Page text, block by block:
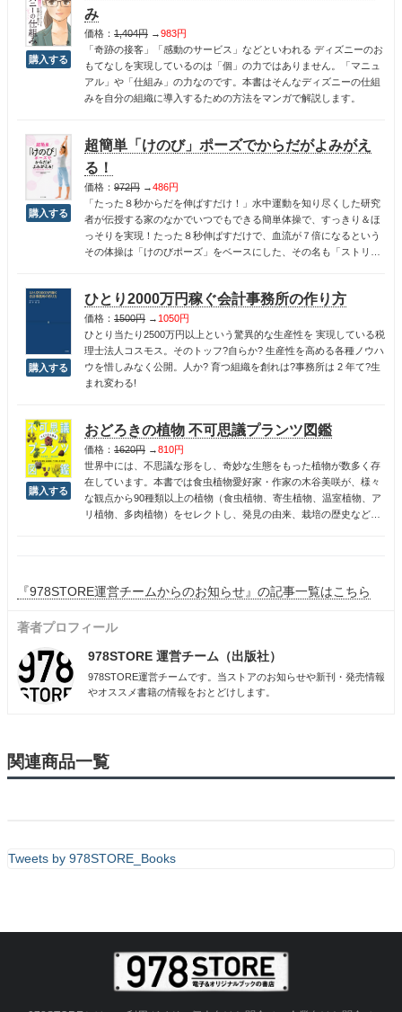
み
価格： 1,404円 →983円
「奇跡の接客」「感動のサービス」などといわれる ディズニーのお
もてなしを実現しているのは「個」の力ではありません。「マニュ
アル」や「仕組み」の力なのです。本書はそんなディズニーの仕組
みを自分の組織に導入するための方法をマンガで解説します。
超簡単「けのび」ポーズでからだがよみがえ
る！
価格： 972円 →486円
「たった８秒からだを伸ばすだけ！」水中運動を知り尽くした研究
者が伝授する家のなかでいつでもできる簡単体操で、すっきり＆ほ
っそりを実現！たった８秒伸ばすだけで、血流が７倍になるという
その体操は「けのびポーズ」をベースにした、その名も「ストリー
能を高め、肩こりやダイエットにも効く体操を初公開しました。
ひとり2000万円稼ぐ会計事務所の作り方
価格： 1500円 → 1050円
ひとり当たり2500万円以上という驚異的な生産性を 実現している税
理士法人コスモス。そのトッフ?自らか? 生産性を高める各種ノウハ
ウを惜しみなく公開。人か? 育つ組織を創れは?事務所は 2 年て?生
まれ変わる!
おどろきの植物 不可思議プランツ図鑑
価格： 1620円 →810円
世界中には、不思議な形をし、奇妙な生態をもった植物が数多く存
在しています。本書では食虫植物愛好家・作家の木谷美咲が、様々
な観点から90種類以上の植物（食虫植物、寄生植物、温室植物、ア
リ植物、多肉植物）をセレクトし、発見の由来、栽培の歴史などの
『978STORE運営チームからのお知らせ』の記事一覧はこちら
著者プロフィール
978STORE 運営チーム（出版社）
978STORE運営チームです。当ストアのお知らせや新刊・発売情報
やオススメ書籍の情報をおとどけします。
関連商品一覧
Tweets by 978STORE_Books